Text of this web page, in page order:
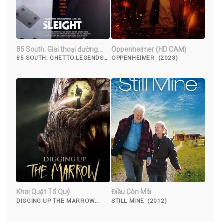
85 South: Giai thoại đường
phố
85 SOUTH: GHETTO LEGENDS
Oppenheimer (HD CAM)
OPPENHEIMER (2023)
Khai Quật Tổ Quỷ
DIGGING UP THE MARROW
Điều Còn Mãi
STILL MINE (2012)